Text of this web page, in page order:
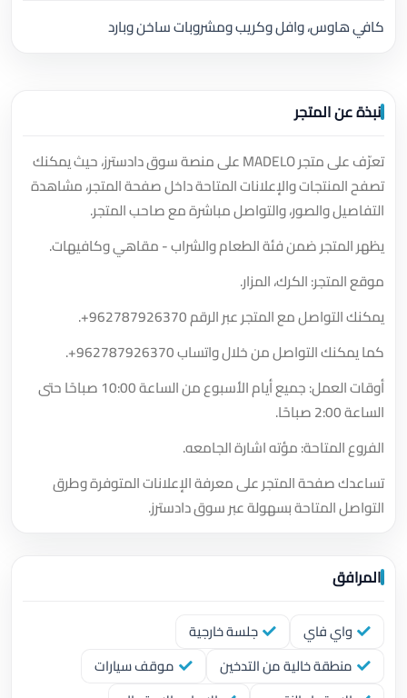
كافي هاوس، وافل وكريب ومشروبات ساخن وبارد
نبذة عن المتجر
تعرّف على متجر MADELO على منصة سوق دادسترز، حيث يمكنك
تصفح المنتجات والإعلانات المتاحة داخل صفحة المتجر، مشاهدة
التفاصيل والصور، والتواصل مباشرة مع صاحب المتجر.
يظهر المتجر ضمن فئة الطعام والشراب - مقاهي وكافيهات.
موقع المتجر: الكرك، المزار.
يمكنك التواصل مع المتجر عبر الرقم+962787926370
.
كما يمكنك التواصل من خلال واتساب+962787926370
.
أوقات العمل: جميع أيام الأسبوع من الساعة 10:00 صباحًا حتى
الساعة 2:00 صباحًا.
الفروع المتاحة: مؤته اشارة الجامعه.
تساعدك صفحة المتجر على معرفة الإعلانات المتوفرة وطرق
التواصل المتاحة بسهولة عبر سوق دادسترز.
المرافق
واي فاي
جلسة خارجية
منطقة خالية من التدخين
موقف سيارات